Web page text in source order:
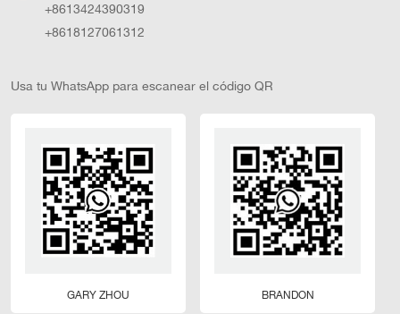
+8613424390319
+8618127061312
Usa tu WhatsApp para escanear el código QR
GARY ZHOU BRANDON